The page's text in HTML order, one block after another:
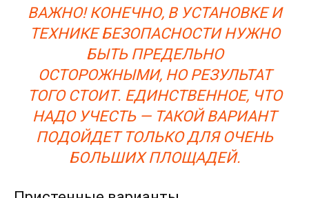
ВАЖНО! КОНЕЧНО, В УСТАНОВКЕ И
ТЕХНИКЕ БЕЗОПАСНОСТИ НУЖНО
БЫТЬ ПРЕДЕЛЬНО
ОСТОРОЖНЫМИ, НО РЕЗУЛЬТАТ
ТОГО СТОИТ. ЕДИНСТВЕННОЕ, ЧТО
НАДО УЧЕСТЬ — ТАКОЙ ВАРИАНТ
ПОДОЙДЕТ ТОЛЬКО ДЛЯ ОЧЕНЬ
БОЛЬШИХ ПЛОЩАДЕЙ.